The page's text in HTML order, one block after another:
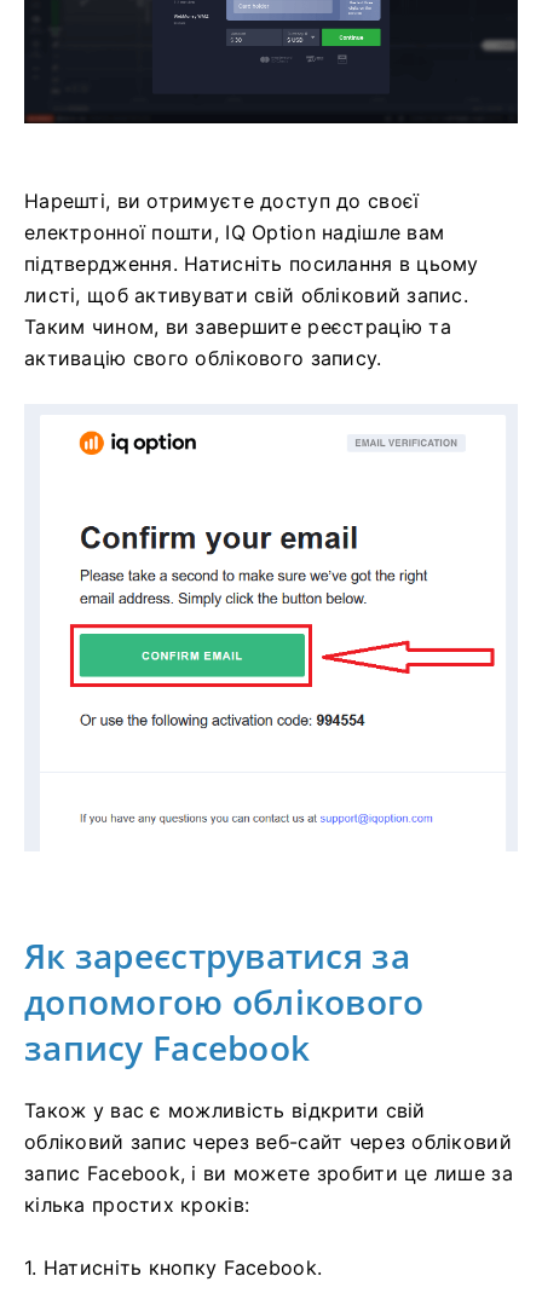
Нарешті, ви отримуєте доступ до своєї
електронної пошти, IQ Option надішле вам
підтвердження. Натисніть посилання в цьому
листі, щоб активувати свій обліковий запис.
Таким чином, ви завершите реєстрацію та
активацію свого облікового запису.
Як зареєструватися за
допомогою облікового
запису Facebook
Також у вас є можливість відкрити свій
обліковий запис через веб-сайт через обліковий
запис Facebook, і ви можете зробити це лише за
кілька простих кроків:
1. Натисніть кнопку Facebook.